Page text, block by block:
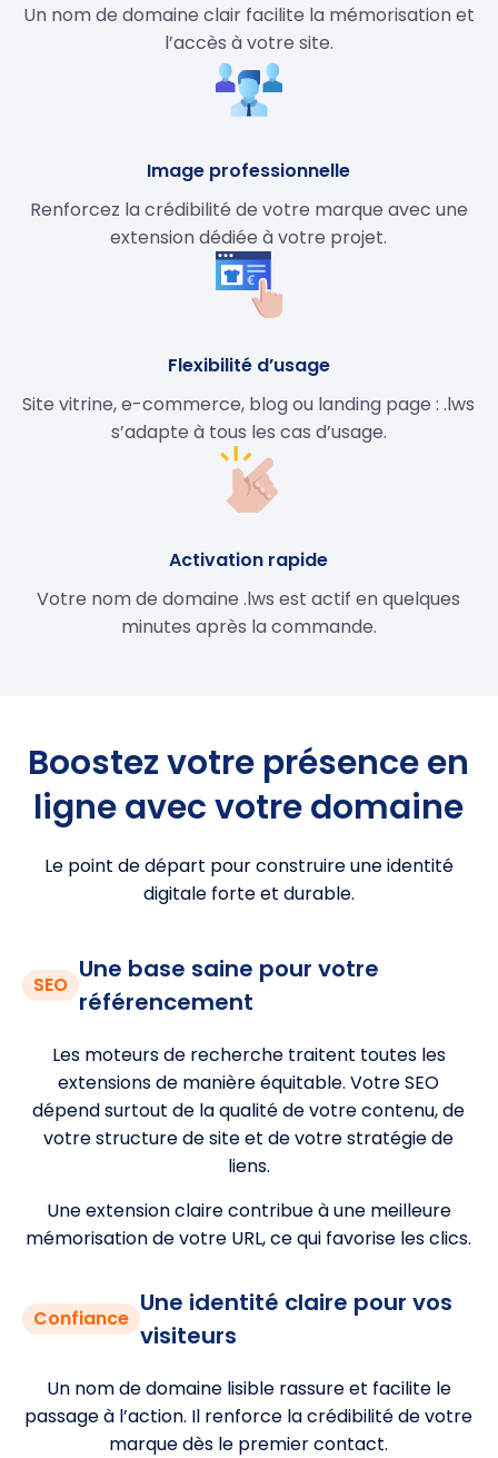
Un nom de domaine clair facilite la mémorisation et
l’accès à votre site.
Image professionnelle
Renforcez la crédibilité de votre marque avec une
extension dédiée à votre projet.
Flexibilité d’usage
Site vitrine, e-commerce, blog ou landing page : .lws
s’adapte à tous les cas d’usage.
Activation rapide
Votre nom de domaine .lws est actif en quelques
minutes après la commande.
Boostez votre présence en
ligne avec votre domaine
Le point de départ pour construire une identité
digitale forte et durable.
SEO
Une base saine pour votre
référencement
Les moteurs de recherche traitent toutes les
extensions de manière équitable. Votre SEO
dépend surtout de la qualité de votre contenu, de
votre structure de site et de votre stratégie de
liens.
Une extension claire contribue à une meilleure
mémorisation de votre URL, ce qui favorise les clics.
Confiance
Une identité claire pour vos
visiteurs
Un nom de domaine lisible rassure et facilite le
passage à l’action. Il renforce la crédibilité de votre
marque dès le premier contact.